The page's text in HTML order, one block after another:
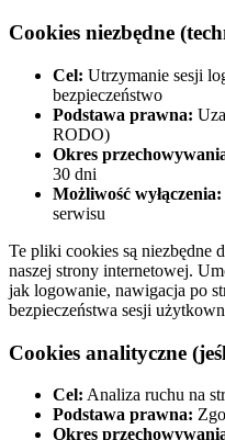
Cookies niezbędne
Cel: Utrzymanie sesji
bezpieczeństwo
Podstawa prawna:
RODO)
Okres
30 dni
Możliwość wyłączenia:
serwisu
Te pliki cookies są niezbędne
naszej strony internetowej.
jak logowanie, nawigacja po
bezpieczeństwa sesji
Cookies analityczne
Cel: Analiza ruchu na
Podstawa prawna:
Okres